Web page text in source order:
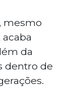
maioria
em
para
dos
mesmo
da
dentro de